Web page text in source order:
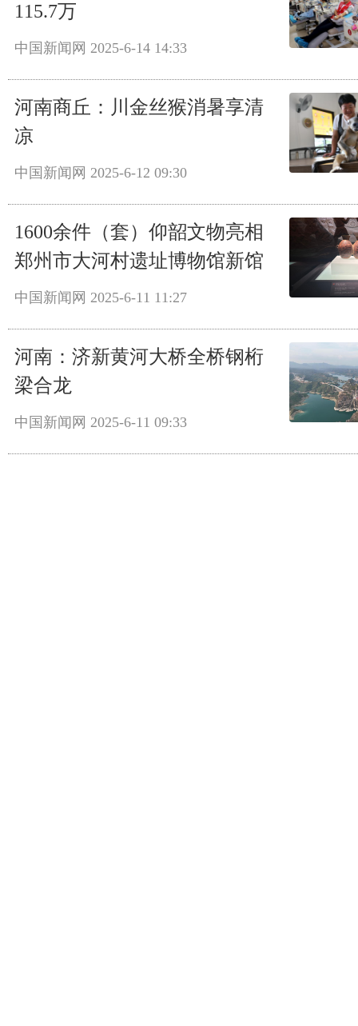
115.7万
中国新闻网 2025-6-14 14:33
河南商丘：川金丝猴消暑享清
凉
中国新闻网 2025-6-12 09:30
1600余件（套）仰韶文物亮相
郑州市大河村遗址博物馆新馆
中国新闻网 2025-6-11 11:27
河南：济新黄河大桥全桥钢桁
梁合龙
中国新闻网 2025-6-11 09:33